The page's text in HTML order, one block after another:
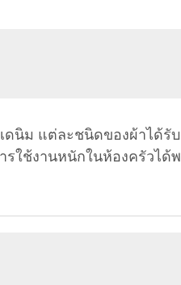
ดนิม แต่ละชนิดของผ้าได้รั
ใช้งานหนักในห้องครัวได้